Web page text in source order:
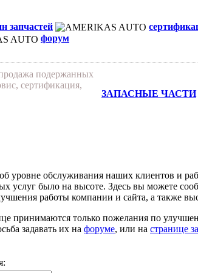
запчастей
форум
подержанных
сертификация,
ЗАПАСНЫЕ ЧАСТИ
уровне обслуживания наших клиентов и
услуг было на высоте. Здесь вы можете
работы компании и сайта, а также
принимаются только пожелания по
задавать их на форуме, или на странице